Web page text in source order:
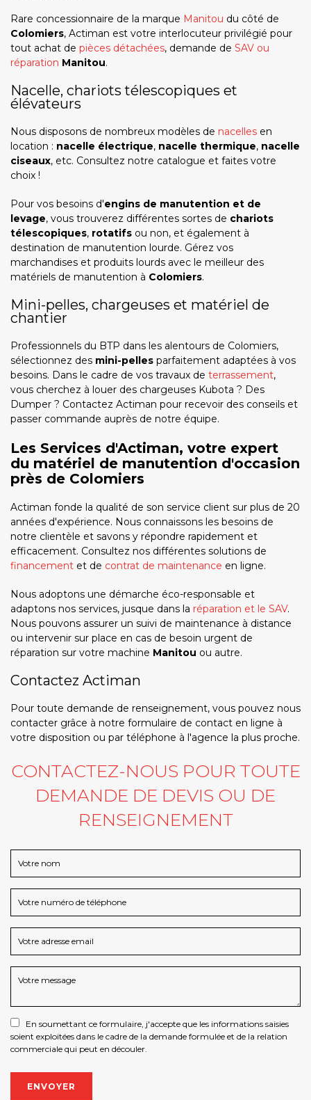
Rare concessionnaire de la marque Manitou du côté de
Colomiers, Actiman est votre interlocuteur privilégié pour
tout achat de pièces détachées, demande de SAV ou
réparation Manitou.
Nacelle, chariots télescopiques et
élévateurs
Nous disposons de nombreux modèles de nacelles en
location : nacelle électrique, nacelle thermique, nacelle
ciseaux, etc. Consultez notre catalogue et faites votre
choix !
Pour vos besoins d'engins de manutention et de
levage, vous trouverez différentes sortes de chariots
télescopiques, rotatifs ou non, et également à
destination de manutention lourde. Gérez vos
marchandises et produits lourds avec le meilleur des
matériels de manutention à Colomiers.
Mini-pelles, chargeuses et matériel de
chantier
Professionnels du BTP dans les alentours de Colomiers,
sélectionnez des mini-pelles parfaitement adaptées à vos
besoins. Dans le cadre de vos travaux de terrassement,
vous cherchez à louer des chargeuses Kubota ? Des
Dumper ? Contactez Actiman pour recevoir des conseils et
passer commande auprès de notre équipe.
Les Services d'Actiman, votre expert
du matériel de manutention d'occasion
près de Colomiers
Actiman fonde la qualité de son service client sur plus de 20
années d'expérience. Nous connaissons les besoins de
notre clientèle et savons y répondre rapidement et
efficacement. Consultez nos différentes solutions de
financement et de contrat de maintenance en ligne.
Nous adoptons une démarche éco-responsable et
adaptons nos services, jusque dans la réparation et le SAV.
Nous pouvons assurer un suivi de maintenance à distance
ou intervenir sur place en cas de besoin urgent de
réparation sur votre machine Manitou ou autre.
Contactez Actiman
Pour toute demande de renseignement, vous pouvez nous
contacter grâce à notre formulaire de contact en ligne à
votre disposition ou par téléphone à l'agence la plus proche.
CONTACTEZ-NOUS POUR TOUTE
DEMANDE DE DEVIS OU DE
RENSEIGNEMENT
En soumettant ce formulaire, j'accepte que les informations saisies
soient exploitées dans le cadre de la demande formulée et de la relation
commerciale qui peut en découler.